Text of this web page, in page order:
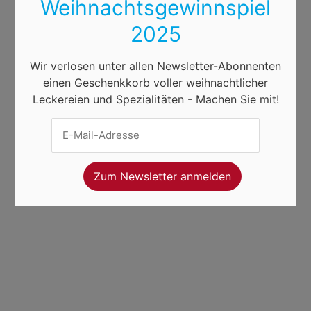
Weihnachtsgewinnspiel
2025
Wir verlosen unter allen Newsletter-Abonnenten
einen Geschenkkorb voller weihnachtlicher
Leckereien und Spezialitäten - Machen Sie mit!